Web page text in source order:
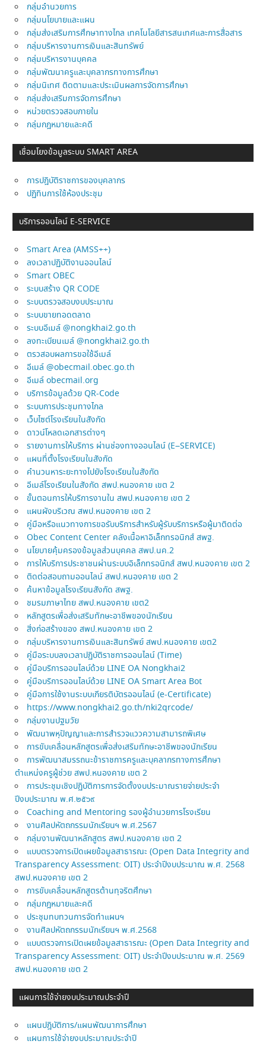
กลุ่มอำนวยการ
กลุ่มนโยบายและแผน
กลุ่มส่งเสริมการศึกษาทางไกล เทคโนโลยีสารสนเทศและการสื่อสาร
กลุ่มบริหารงานการเงินและสินทรัพย์
กลุ่มบริหารงานบุคคล
กลุ่มพัฒนาครูและบุคลากรทางการศึกษา
กลุ่มนิเทศ ติดตามและประเมินผลการจัดการศึกษา
กลุ่มส่งเสริมการจัดการศึกษา
หน่วยตรวจสอบภายใน
กลุ่มกฎหมายและคดี
เชื่อมโยงข้อมูลระบบ SMART AREA
การปฎิบัติราชการของบุคลากร
ปฏิทินการใช้ห้องประชุม
บริการออนไลน์ E-SERVICE
Smart Area (AMSS++)
ลงเวลาปฏิบัติงานออนไลน์
Smart OBEC
ระบบสร้าง QR CODE
ระบบตรวจสอบงบประมาณ
ระบบขายทอดตลาด
ระบบอีเมล์ @nongkhai2.go.th
ลงทะเบียนเมล์ @nongkhai2.go.th
ตรวสอบผลการขอใช้อีเมล์
อีเมล์ @obecmail.obec.go.th
อีเมล์ obecmail.org
บริการข้อมูลด้วย QR-Code
ระบบการประชุมทางไกล
เว็บไซต์โรงเรียนในสังกัด
ดาวน์โหลดเอกสารต่างๆ
รายงานการให้บริการ ผ่านช่องทางออนไลน์ (E–SERVICE)
แผนที่ตั้งโรงเรียนในสังกัด
คำนวนหาระยะทางไปยังโรงเรียนในสังกัด
อีเมล์โรงเรียนในสังกัด สพป.หนองคาย เขต 2
ขั้นตอนการให้บริการงานใน สพป.หนองคาย เขต 2
แผนผังบริเวณ สพป.หนองคาย เขต 2
คู่มือหรือแนวทางการขอรับบริการสำหรับผู้รับบริการหรือผู้มาติดต่อ
Obec Content Center คลังเนื้อหาอิเล็กทรอนิกส์ สพฐ.
นโยบายคุ้มครองข้อมูลส่วนบุคคล สพป.นค.2
การให้บริการประชาชนผ่านระบบอิเล็กทรอนิกส์ สพป.หนองคาย เขต 2
ติดต่อสอบถามออนไลน์ สพป.หนองคาย เขต 2
ค้นหาข้อมูลโรงเรียนสังกัด สพฐ.
ชมรมภาษาไทย สพป.หนองคาย เขต2
หลักสูตรเพื่อส่งเสริมทักษะอาชีพของนักเรียน
สิ่งก่อสร้างของ สพป.หนองคาย เขต 2
กลุ่มบริหารงานการเงินและสินทรัพย์ สพป.หนองคาย เขต2
คู่มือระบบลงเวลาปฏิบัติราชการออนไลน์ (Time)
คู่มือบริการออนไลบ์ด้วย LINE OA Nongkhai2
คู่มือบริการออนไลบ์ด้วย LINE OA Smart Area Bot
คู่มือการใช้งานระบบเกียรติบัตรออนไลน์ (e-Certificate)
https://www.nongkhai2.go.th/nki2qrcode/
กลุ่มงานปฐมวัย
พัฒนาพหุปัญญาและการสำรวจแววความสามารถพิเศษ
การขับเคลื่อนหลักสูตรเพื่อส่งเสริมทักษะอาชีพของนักเรียน
การพัฒนาสมรรถนะข้าราชการครูและบุคลากรทางการศึกษา
ตำแหน่งครูผู้ช่วย สพป.หนองคาย เขต 2
การประชุมเชิงปฏิบัติการการจัดตั้งงบประมาณรายจ่ายประจำ
ปีงบประมาณ พ.ศ.๒๕๖๙
Coaching and Mentoring รองผู้อำนวยการโรงเรียน
งานศิลปหัตถกรรมนักเรียนฯ พ.ศ.2567
กลุ่มงานพัฒนาหลักสูตร สพป.หนองคาย เขต 2
แบบตรวจการเปิดเผยข้อมูลสาธารณะ (Open Data Integrity and
Transparency Assessment: OIT) ประจำปีงบประมาณ พ.ศ. 2568
สพป.หนองคาย เขต 2
การขับเคลื่อนหลักสูตรต้านทุจริตศึกษา
กลุ่มกฎหมายและคดี
ประชุมทบทวนการจัดทำแผนฯ
งานศิลปหัตถกรรมนักเรียนฯ พ.ศ.2568
แบบตรวจการเปิดเผยข้อมูลสาธารณะ (Open Data Integrity and
Transparency Assessment: OIT) ประจำปีงบประมาณ พ.ศ. 2569
สพป.หนองคาย เขต 2
แผนการใช้จ่ายงบประมาณประจำปี
แผนปฎิบัติการ/แผนพัฒนาการศึกษา
แผนการใช้จ่ายงบประมาณประจำปี